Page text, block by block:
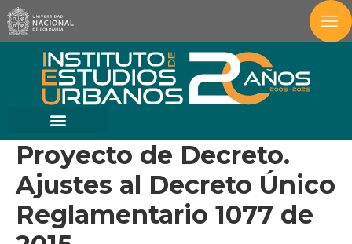
Proyecto de Decreto.
Ajustes al Decreto Único
Reglamentario 1077 de